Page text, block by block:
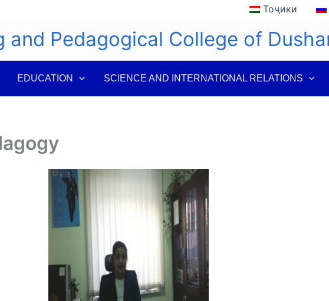
Тоҷики
and Pedagogical College of
EDUCATION SCIENCE AND INTERNATIONAL RELATIONS